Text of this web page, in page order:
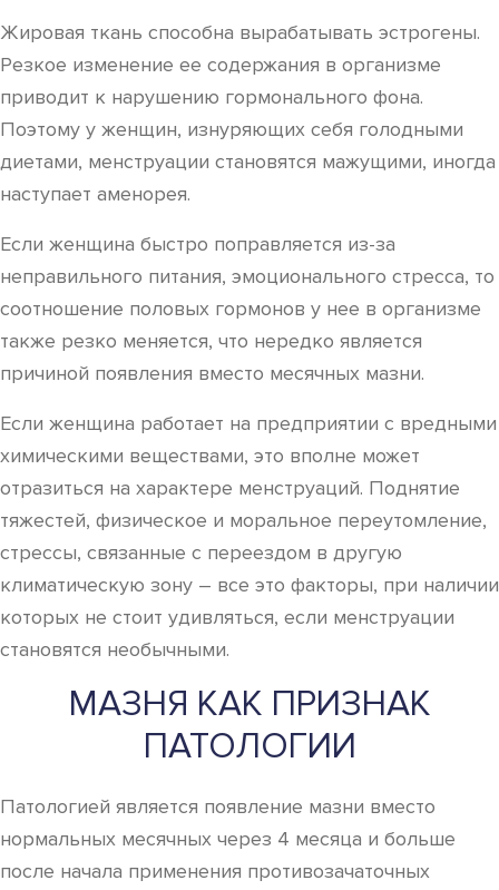
Жировая ткань способна вырабатывать эстрогены.
Резкое изменение ее содержания в организме
приводит к нарушению гормонального фона.
Поэтому у женщин, изнуряющих себя голодными
диетами, менструации становятся мажущими, иногда
наступает аменорея.
Если женщина быстро поправляется из-за
неправильного питания, эмоционального стресса, то
соотношение половых гормонов у нее в организме
также резко меняется, что нередко является
причиной появления вместо месячных мазни.
Если женщина работает на предприятии с вредными
химическими веществами, это вполне может
отразиться на характере менструаций. Поднятие
тяжестей, физическое и моральное переутомление,
стрессы, связанные с переездом в другую
климатическую зону – все это факторы, при наличии
которых не стоит удивляться, если менструации
становятся необычными.
МАЗНЯ КАК ПРИЗНАК
ПАТОЛОГИИ
Патологией является появление мазни вместо
нормальных месячных через 4 месяца и больше
после начала применения противозачаточных